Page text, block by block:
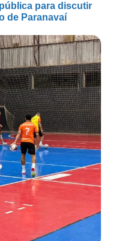
para discutir
de Paranavaí